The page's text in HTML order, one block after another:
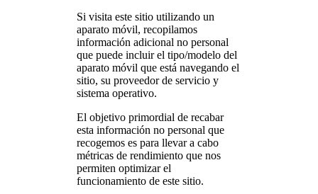
Si visita este sitio utilizando un
aparato móvil, recopilamos
información adicional no personal
que puede incluir el tipo/modelo del
aparato móvil que está navegando el
sitio, su proveedor de servicio y
sistema operativo.
El objetivo primordial de recabar
esta información no personal que
recogemos es para llevar a cabo
métricas de rendimiento que nos
permiten optimizar el
funcionamiento de este sitio.